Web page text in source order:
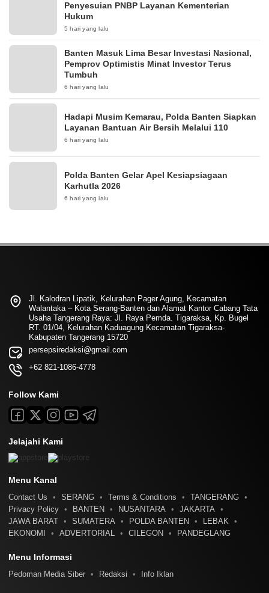
Penyesuian PNBP Layanan Kementerian
Hukum
5 hari yang lalu
Banten Masuk Lima Besar Investasi Nasional,
Pemprov Optimistis Minat Investor Terus
Tumbuh
6 hari yang lalu
Hadapi Musim Kemarau, Polda Banten Siapkan
Layanan Bantuan Air Bersih Melalui 110
6 hari yang lalu
Polda Banten Gelar Apel Kesiapsiagaan
Karhutla 2026
6 hari yang lalu
Jl. Kalodran Lipatik, Kelurahan Pager Agung, Kecamatan
Walantaka – Kota Serang-Banten dan Alamat Kantor Cabang Tata
Usaha Tangerang Raya: Jl. Raya Pemda. Tigaraksa, Kp. Bugel
RT. 01/04, Kelurahan Kaduagung Kecamatan Tigaraksa-
Kabupaten Tangerang 15720
persepsiredaksi@gmail.com
+62 821-1086-4778
Follow Kami
Jelajahi Kami
Menu Kanal
Contact Us SERANG Terms & Conditions
TANGERANG
Privacy Policy
BANTEN NUSANTARA
JAKARTA
JAWA BARAT
SUMATERA POLDA BANTEN
LEBAK
EKONOMI
ADVERTORIAL CILEGON PANDEGLANG
Menu Informasi
Pedoman Media Siber Redaksi Info Iklan